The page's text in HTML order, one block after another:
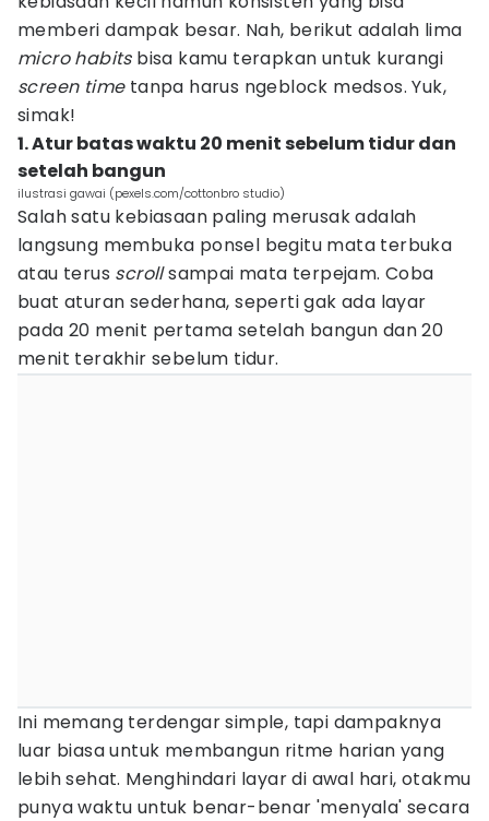
memberi dampak besar. Nah, berikut adalah lima
micro habitsbisa kamu terapkan untuk kurangi
screen timetanpa harus ngeblock medsos. Yuk,
simak!
1. Atur batas waktu 20 menit sebelum tidur dan
setelah bangun
ilustrasi gawai (pexels.com/cottonbro studio)
Salah satu kebiasaan paling merusak adalah
langsung membuka ponsel begitu mata terbuka
atau terus scrollsampai mata terpejam. Coba
buat aturan sederhana, seperti gak ada layar
pada 20 menit pertama setelah bangun dan 20
menit terakhir sebelum tidur.
Ini memang terdengar simple, tapi dampaknya
luar biasa untuk membangun ritme harian yang
lebih sehat. Menghindari layar di awal hari, otakmu
punya waktu untuk benar-benar 'menyala' secara